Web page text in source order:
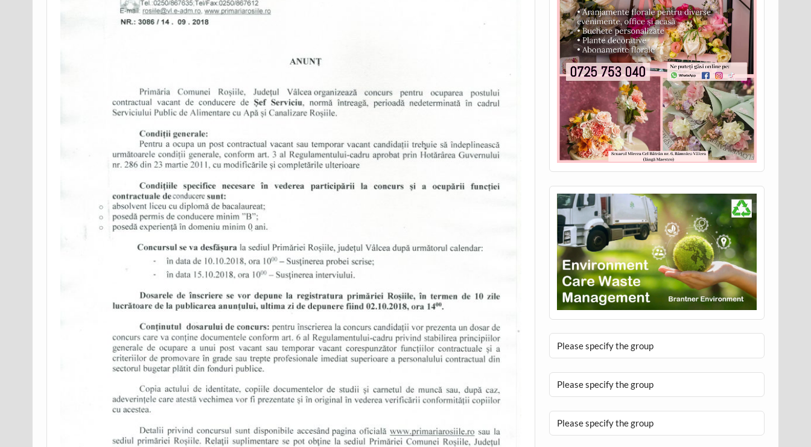
Please specify the group
Please specify the group
Please specify the group